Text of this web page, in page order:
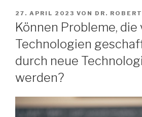
VERÖFFENTLICHT
AM
27. APRIL 2023 VON DR.
Können Probleme, die
Technologien
durch neue
werden?